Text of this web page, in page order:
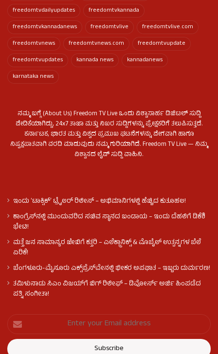
freedomtvdailyupdates
freedomtvkannada
freedomtvkannadanews
freedomtvlive
freedomtvlive.com
freedomtvnews
freedomtvnews.com
freedomtvupdate
freedomtvupdates
kannada news
kannadanews
karnataka news
ನಮ್ಮ ಬಗ್ಗೆ (About Us) Freedom TV Live ಒಂದು ವಿಶ್ವಾಸಾರ್ಹ ಡಿಜಿಟಲ್ ಸುದ್ದಿ
ವೇದಿಕೆಯಾಗಿದ್ದು, 24x7 ತಾಜಾ ಮತ್ತು ನಿಖರ ಸುದ್ದಿಗಳನ್ನು ಪ್ರೇಕ್ಷಕರಿಗೆ ತಲುಪಿಸುತ್ತದೆ.
ಕರ್ನಾಟಕ, ಭಾರತ ಮತ್ತು ವಿಶ್ವದ ಪ್ರಮುಖ ಘಟನೆಗಳನ್ನು ವೇಗವಾಗಿ ಹಾಗೂ
ನಿಷ್ಪಕ್ಷಪಾತವಾಗಿ ವರದಿ ಮಾಡುವುದು ನಮ್ಮ ಗುರಿಯಾಗಿದೆ. Freedom TV Live — ನಿಮ್ಮ
ವಿಶ್ವಾಸದ ಲೈವ್ ಸುದ್ದಿ ವಾಹಿನಿ.
ಇಂದು ʻಟಾಕ್ಸಿಕ್ʼ ಟ್ರೈಲರ್ ರಿಲೀಸ್‌ – ಅಭಿಮಾನಿಗಳಲ್ಲಿ ಹೆಚ್ಚಿದ ಕುತೂಹಲ!
ಕಾಂಗ್ರೆಸ್​ನಲ್ಲಿ ಮುಂದುವರಿದ ಸಚಿವ ಸ್ಥಾನದ ಬಂಡಾಯ – ಇಂದು ದೆಹಲಿಗೆ ಡಿಕೆಶಿ
ಭೇಟಿ!
ಮತ್ತೆ ಜನ ಸಾಮಾನ್ಯರ ಜೇಬಿಗೆ ಕತ್ತರಿ – ಎಲೆಕ್ಟ್ರಾನಿಕ್ಸ್ & ಮೊಬೈಲ್ ಉತ್ಪನ್ನಗಳ ಬೆಲೆ
ಏರಿಕೆ!
ಬೆಂಗಳೂರು-ಮೈಸೂರು ಎಕ್ಸ್‌ಪ್ರೆಸ್‌ವೇನಲ್ಲಿ ಭೀಕರ ಅಪಘಾತ – ಇಬ್ಬರು ದುರ್ಮರಣ!
ತಮಿಳುನಾಡು ಸಿಎಂ ವಿಜಯ್‌ಗೆ ಬಿಗ್ ರಿಲೀಫ್ – ಡಿವೋರ್ಸ್ ಅರ್ಜಿ ಹಿಂಪಡೆದ
ಪತ್ನಿ ಸಂಗೀತಾ!